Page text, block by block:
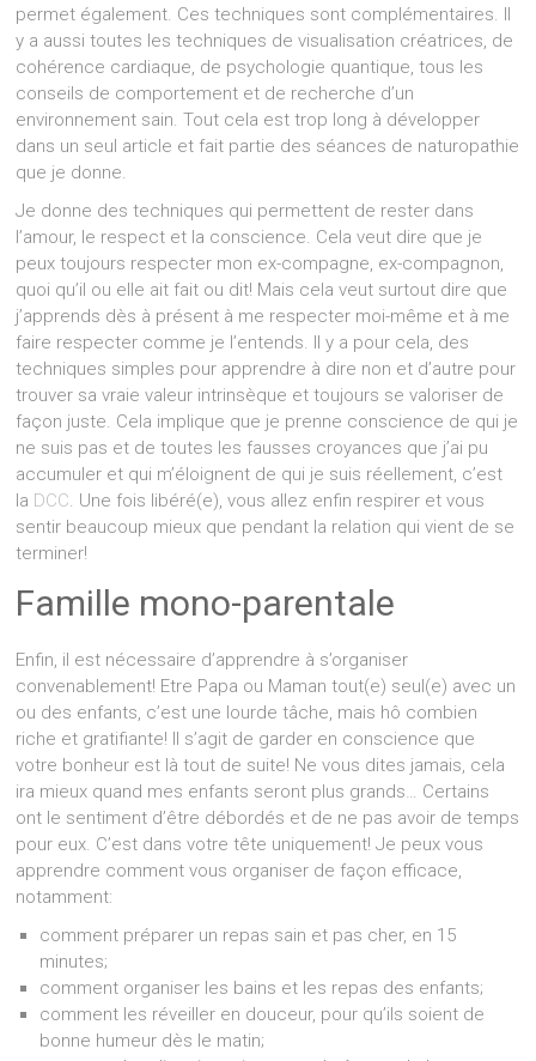
permet également. Ces techniques sont complémentaires. Il
y a aussi toutes les techniques de visualisation créatrices, de
cohérence cardiaque, de psychologie quantique, tous les
conseils de comportement et de recherche d’un
environnement sain. Tout cela est trop long à développer
dans un seul article et fait partie des séances de naturopathie
que je donne.
Je donne des techniques qui permettent de rester dans
l’amour, le respect et la conscience. Cela veut dire que je
peux toujours respecter mon ex-compagne, ex-compagnon,
quoi qu’il ou elle ait fait ou dit! Mais cela veut surtout dire que
j’apprends dès à présent à me respecter moi-même et à me
faire respecter comme je l’entends. Il y a pour cela, des
techniques simples pour apprendre à dire non et d’autre pour
trouver sa vraie valeur intrinsèque et toujours se valoriser de
façon juste. Cela implique que je prenne conscience de qui je
ne suis pas et de toutes les fausses croyances que j’ai pu
accumuler et qui m’éloignent de qui je suis réellement, c’est
la DCC. Une fois libéré(e), vous allez enfin respirer et vous
sentir beaucoup mieux que pendant la relation qui vient de se
terminer!
Famille mono-parentale
Enfin, il est nécessaire d’apprendre à s’organiser
convenablement! Etre Papa ou Maman tout(e) seul(e) avec un
ou des enfants, c’est une lourde tâche, mais hô combien
riche et gratifiante! Il s’agit de garder en conscience que
votre bonheur est là tout de suite! Ne vous dites jamais, cela
ira mieux quand mes enfants seront plus grands… Certains
ont le sentiment d’être débordés et de ne pas avoir de temps
pour eux. C’est dans votre tête uniquement! Je peux vous
apprendre comment vous organiser de façon efficace,
notamment:
comment préparer un repas sain et pas cher, en 15
minutes;
comment organiser les bains et les repas des enfants;
comment les réveiller en douceur, pour qu’ils soient de
bonne humeur dès le matin;